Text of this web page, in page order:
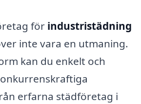
för industristädning
inte vara en utmaning.
kan du enkelt och
erfarna städföretag i